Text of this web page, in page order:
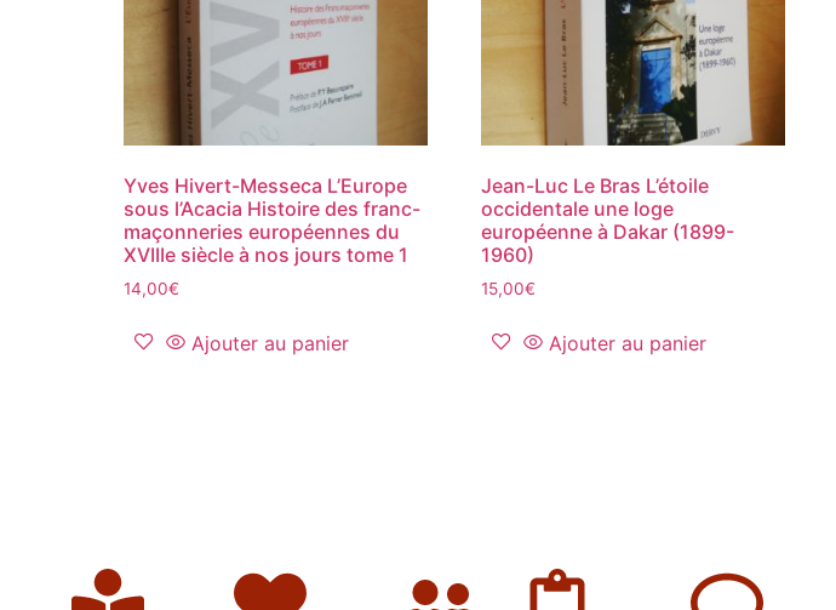
Yves Hivert-Messeca L’Europe
sous l’Acacia Histoire des franc-
maçonneries européennes du
XVIIIe siècle à nos jours tome 1
14,00€
Ajouter au panier
Jean-Luc Le Bras L’étoile
occidentale une loge
européenne à Dakar (1899-
1960)
15,00€
Ajouter au panier